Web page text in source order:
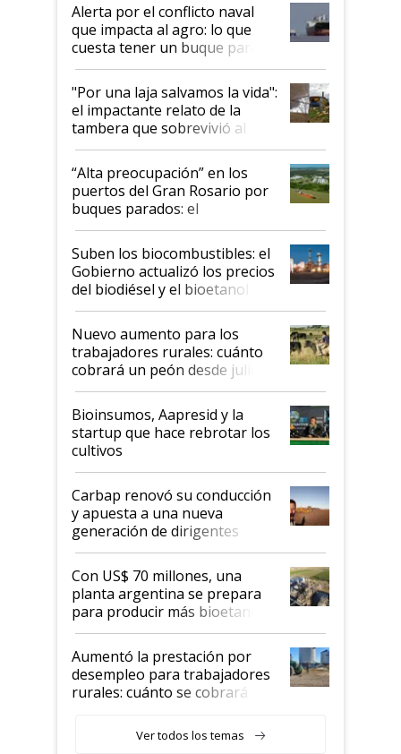
Alerta por el conflicto naval
que impacta al agro: lo que
cuesta tener un buque parado
y el peligro de que Argentina
pase a ser "país sucio"
"Por una laja salvamos la vida":
el impactante relato de la
tambera que sobrevivió al
tornado
“Alta preocupación” en los
puertos del Gran Rosario por
buques parados: el
funcionamiento de las
exportadoras en tensión tras
la medida de fuerza de los
prácticos
Suben los biocombustibles: el
Gobierno actualizó los precios
del biodiésel y el bioetanol
Nuevo aumento para los
trabajadores rurales: cuánto
cobrará un peón desde julio
Bioinsumos, Aapresid y la
startup que hace rebrotar los
cultivos
Carbap renovó su conducción
y apuesta a una nueva
generación de dirigentes
rurales
Con US$ 70 millones, una
planta argentina se prepara
para producir más bioetanol
que nunca
Aumentó la prestación por
desempleo para trabajadores
rurales: cuánto se cobrará
Ver todos los temas